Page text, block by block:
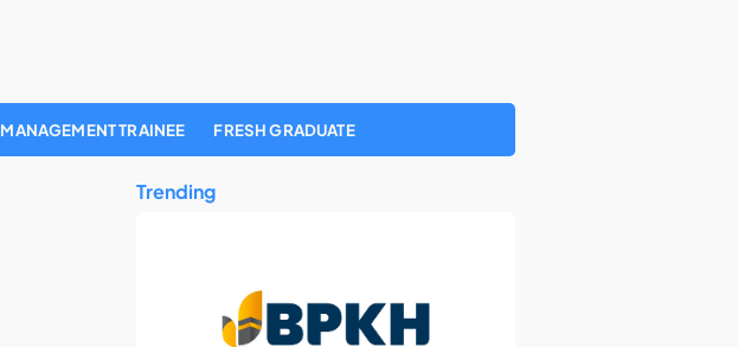
MANAGEMENT TRAINEE FRESH GRADUATE
Trending